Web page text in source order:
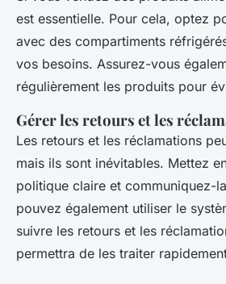
est essentielle. Pour cela, optez
avec des compartiments
vos besoins. Assurez-vous
régulièrement les produits pour
Gérer les retours et les
Les retours et les réclamations
mais ils sont inévitables. Mettez
politique claire et communiquez-
pouvez également utiliser le
suivre les retours et les
permettra de les traiter